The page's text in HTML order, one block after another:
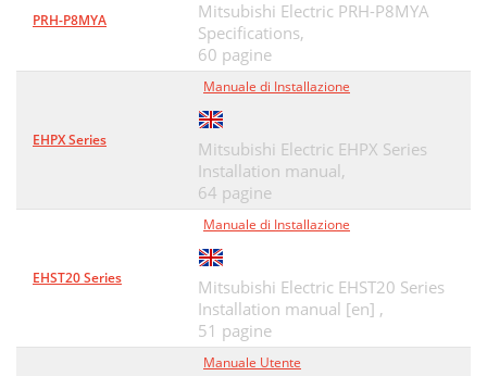
PRH-P8MYA
Mitsubishi Electric PRH-P8MYA
Specifications,
60 pagine
EHPX Series
Manuale di Installazione
Mitsubishi Electric EHPX Series
Installation manual,
64 pagine
EHST20 Series
Manuale di Installazione
Mitsubishi Electric EHST20 Series
Installation manual [en] ,
51 pagine
Manuale Utente